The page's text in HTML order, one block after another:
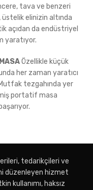
tava ve benzeri
elinizin altında
açıdan da endüstriyel
yaratıyor.
Özellikle küçük
her zaman yaratıcı
tezgahında yer
portatif masa
tedarikçileri ve
düzenleyen hizmet
kullanımı, haksız